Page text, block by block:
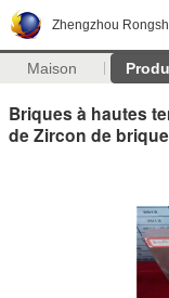
Zhengzhou
Maison
Briques à hautes
de Zircon de